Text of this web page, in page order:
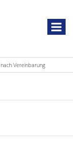
Vereinbarung